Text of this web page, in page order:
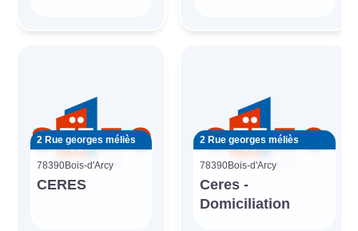
2 Rue georges méliès
78390Bois-d'Arcy
CERES
2 Rue georges méliès
78390Bois-d'Arcy
Ceres -
Domiciliation